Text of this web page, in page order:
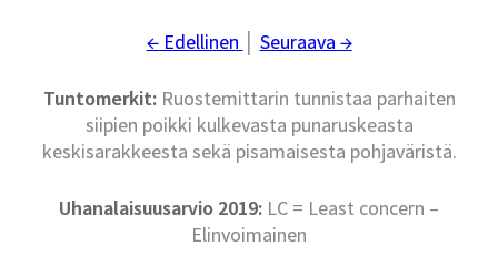
← Edellinen Seuraava →
Tuntomerkit:Ruostemittarin tunnistaa parhaiten
siipien poikki kulkevasta punaruskeasta
keskisarakkeesta sekä pisamaisesta pohjaväristä.
Uhanalaisuusarvio 2019: LC = Least concern –
Elinvoimainen